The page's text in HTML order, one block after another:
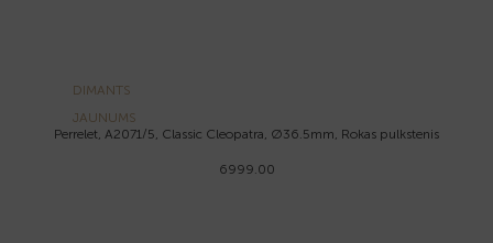
DIMANTS
JAUNUMS
Perrelet, A2071/5, Classic Cleopatra, Ø36.5mm, Rokas pulkstenis
6999.00